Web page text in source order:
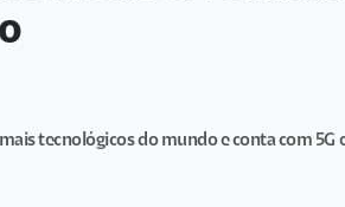
tecnológicos do mundo e conta com 5G